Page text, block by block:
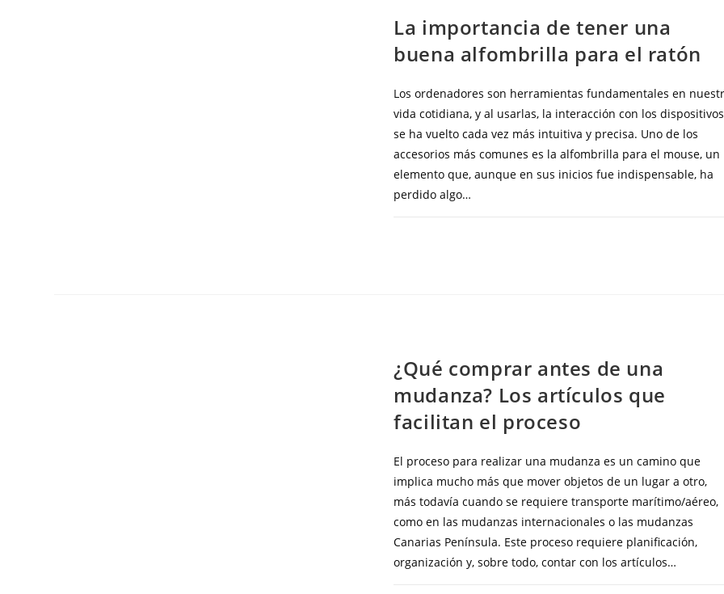
La importancia de tener una
buena alfombrilla para el ratón
Los ordenadores son herramientas fundamentales en
vida cotidiana, y al usarlas, la interacción con los dispositivos
se ha vuelto cada vez más intuitiva y precisa. Uno de los
accesorios más comunes es la alfombrilla para el mouse, un
elemento que, aunque en sus inicios fue indispensable, ha
perdido algo…
¿Qué comprar antes de una
mudanza? Los artículos que
facilitan el proceso
El proceso para realizar una mudanza es un camino que
implica mucho más que mover objetos de un lugar a otro,
más todavía cuando se requiere transporte marítimo/aéreo,
como en las mudanzas internacionales o las mudanzas
Canarias Península. Este proceso requiere planificación,
organización y, sobre todo, contar con los artículos…